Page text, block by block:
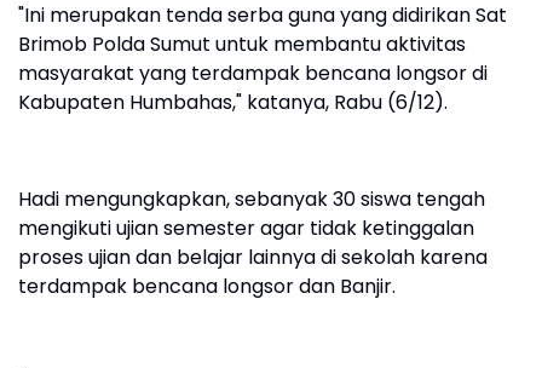
"Ini merupakan tenda serba guna yang didirikan Sat
Brimob Polda Sumut untuk membantu aktivitas
masyarakat yang terdampak bencana longsor di
Kabupaten Humbahas," katanya, Rabu (6/12).
Hadi mengungkapkan, sebanyak 30 siswa tengah
mengikuti ujian semester agar tidak ketinggalan
proses ujian dan belajar lainnya di sekolah karena
terdampak bencana longsor dan Banjir.